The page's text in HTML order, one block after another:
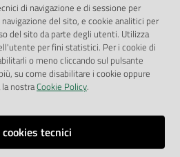
di navigazione e di sessione per
del sito, e cookie analitici per
del sito da parte degli utenti. Utilizza
per fini statistici. Per i cookie di
o meno cliccando sul pulsante
su come disabilitare i cookie oppure
nostraCookie Policy.
cookies tecnici